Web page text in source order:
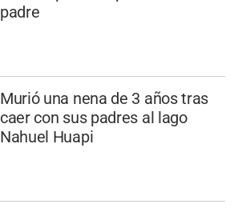
padre
Murió una nena de 3 años tras
caer con sus padres al lago
Nahuel Huapi